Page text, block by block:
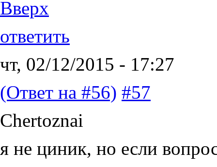
Вверх
ответить
чт, 02/12/2015 - 17:27
(Ответ на #56) #57
Chertoznai
я не циник, но если